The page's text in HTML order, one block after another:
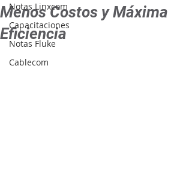
Notas Linxcom
Capacitaciones
Notas Fluke
Cablecom
Menos Costos y Máxima
Eficiencia